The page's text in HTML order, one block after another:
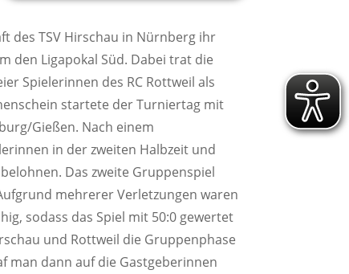
des TSV Hirschau in Nürnberg ihr
den Ligapokal Süd. Dabei trat die
Spielerinnen des RC Rottweil als
startete der Turniertag mit
Gießen. Nach einem
in der zweiten Halbzeit und
Das zweite Gruppenspiel
mehrerer Verletzungen waren
sodass das Spiel mit 50:0 gewertet
und Rottweil die Gruppenphase
man dann auf die Gastgeberinnen